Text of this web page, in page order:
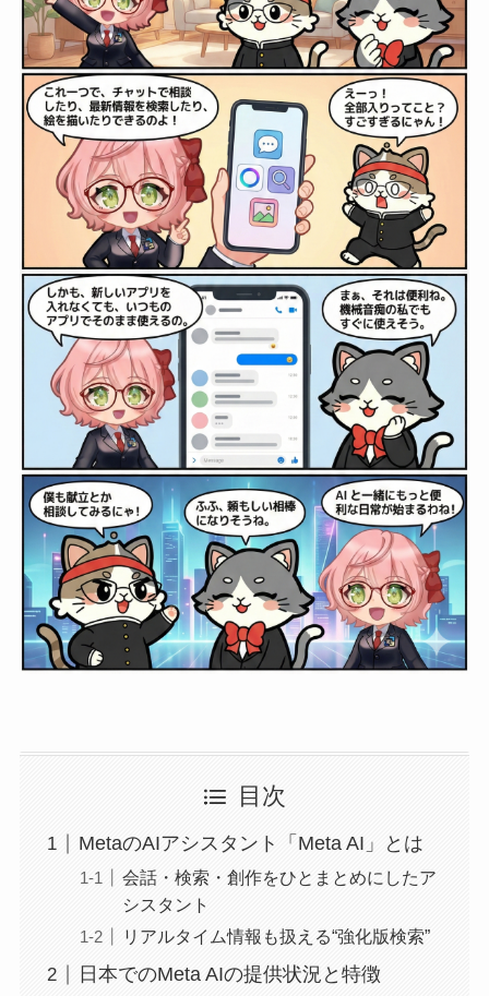
目次
MetaのAIアシスタント「Meta AI」とは
会話・検索・創作をひとまとめにしたア
シスタント
リアルタイム情報も扱える“強化版検索”
日本でのMeta AIの提供状況と特徴